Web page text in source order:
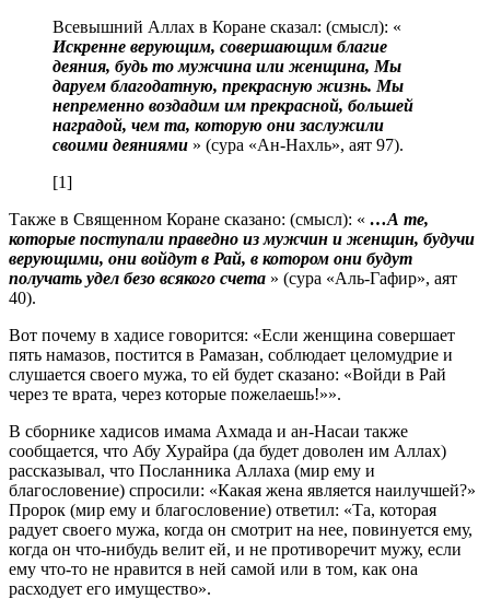
Всевышний Аллах в Коране сказал: (смысл): «
Искренне верующим, совершающим благие
деяния, будь то мужчина или женщина, Мы
даруем благодатную, прекрасную жизнь. Мы
непременно воздадим им прекрасной, большей
наградой, чем та, которую они заслужили
своими деяниями » (сура «Ан-Нахль», аят 97).
[1]
Также в Священном Коране сказано: (смысл): « …А те,
которые поступали праведно из мужчин и женщин, будучи
верующими, они войдут в Рай, в котором они будут
получать удел безо всякого счета » (сура «Аль-Гафир», аят
40).
Вот почему в хадисе говорится: «Если женщина совершает
пять намазов, постится в Рамазан, соблюдает целомудрие и
слушается своего мужа, то ей будет сказано: «Войди в Рай
через те врата, через которые пожелаешь!»».
В сборнике хадисов имама Ахмада и ан-Насаи также
сообщается, что Абу Хурайра (да будет доволен им Аллах)
рассказывал, что Посланника Аллаха (мир ему и
благословение) спросили: «Какая жена является наилучшей?»
Пророк (мир ему и благословение) ответил: «Та, которая
радует своего мужа, когда он смотрит на нее, повинуется ему,
когда он что-нибудь велит ей, и не противоречит мужу, если
ему что-то не нравится в ней самой или в том, как она
расходует его имущество».